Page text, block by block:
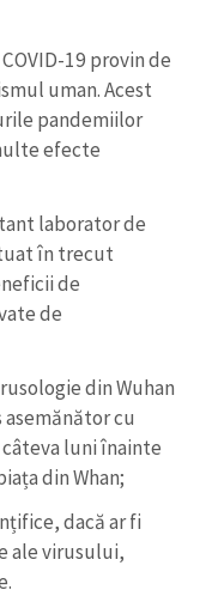
19 provin de
uman. Acest
pandemiilor
efecte
laborator de
în trecut
de
de
din Wuhan
cu
luni înainte
din Whan;
dacă ar fi
ale virusului,